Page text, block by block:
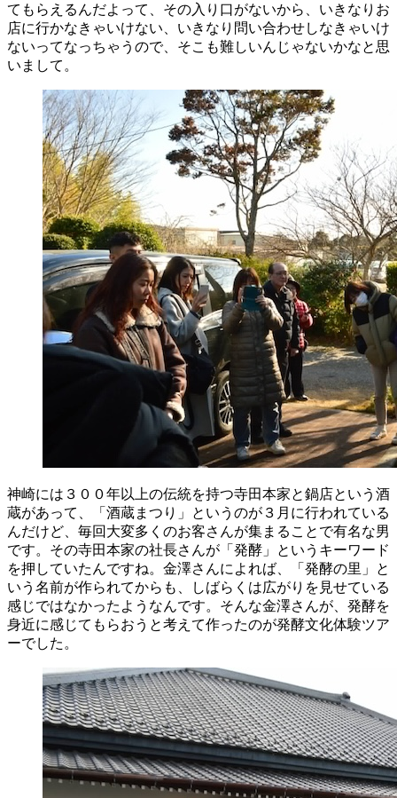
てもらえるんだよって、その入り口がないから、いきなりお
店に行かなきゃいけない、いきなり問い合わせしなきゃいけ
ないってなっちゃうので、そこも難しいんじゃないかなと思
いまして。
神崎には３００年以上の伝統を持つ寺田本家と鍋店という酒
蔵があって、「酒蔵まつり」というのが３月に行われている
んだけど、毎回大変多くのお客さんが集まることで有名な男
です。その寺田本家の社長さんが「発酵」というキーワード
を押していたんですね。金澤さんによれば、「発酵の里」と
いう名前が作られてからも、しばらくは広がりを見せている
感じではなかったようなんです。そんな金澤さんが、発酵を
身近に感じてもらおうと考えて作ったのが発酵文化体験ツア
ーでした。